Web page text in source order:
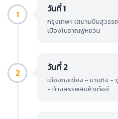
1 วันที่ 1
กรุงเทพฯ (สนามบินสุวร
เมืองโบราณพู่หยวน
2 วันที่ 2
เมืองถงเชียง - นานกิง -
- ห้างสรรพสินค้าเต๋อจี